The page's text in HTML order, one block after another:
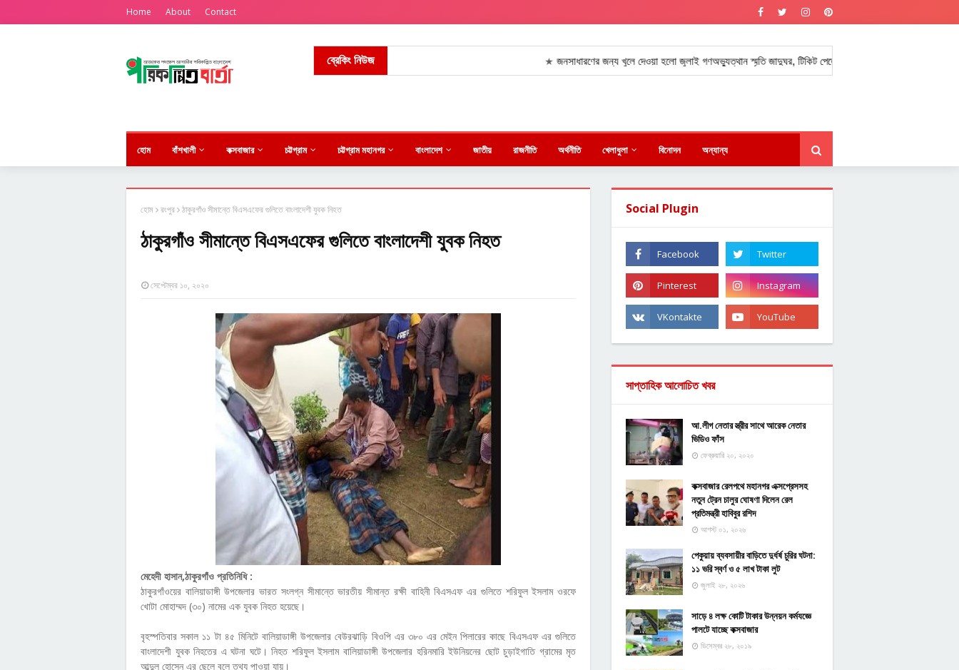
Home About Contact
ব্রেকিং নিউজ জনসাধারণের জন্য খুলে দেওয়া হলো জুলাই গণঅভ্যুত্থান স্মৃতি জাদুঘর, টিকিট পেতে উপচে পড়া ভিড়।
হোম বাঁশখালী কক্সবাজার চট্টগ্রাম চট্টগ্রাম মহানগর বাংলাদেশ জাতীয় রাজনীতি অর্থনীতি খেলাধুলা বিনোদন অন্যান্য
হোম রংপুর ঠাকুরগাঁও সীমান্তে বিএসএফের গুলিতে বাংলাদেশী যুবক নিহত
ঠাকুরগাঁও সীমান্তে বিএসএফের গুলিতে বাংলাদেশী যুবক নিহত
সেপ্টেম্বর ১০, ২০২০
মেহেদী হাসান,ঠাকুরগাঁও প্রতিনিধি :
ঠাকুরগাঁওয়ের বালিয়াডাঙ্গী উপজেলার ভারত সংলগ্ন সীমান্তে ভারতীয় সীমান্ত রক্ষী বাহিনী বিএসএফ এর গুলিতে শরিফুল ইসলাম ওরফে
খোটা মোহাম্মদ (৩০) নামের এক যুবক নিহত হয়েছে।
বৃহস্পতিবার সকাল ১১ টা ৪৫ মিনিটে বালিয়াডাঙ্গী উপজেলার বেউরঝাড়ি বিওপি এর ৩৮০ এর মেইন পিলারের কাছে বিএসএফ এর গুলিতে
বাংলাদেশী যুবক নিহতের এ ঘটনা ঘটে। নিহত শরিফুল ইসলাম বালিয়াডাঙ্গী উপজেলার হরিনমারি ইউনিয়নের ছোট চুড়াইগাতি গ্রামের মৃত
আব্দুল হোসেন এর ছেলে বলে তথ্য পাওয়া যায়।
Social Plugin
সাপ্তাহিক আলোচিত খবর
আ.লীগ নেতার স্ত্রীর সাথে আরেক নেতার
ভিডিও ফাঁস
ফেব্রুয়ারি ২০, ২০২০
কক্সবাজার রেলপথে মহানগর এক্সপ্রেসসহ
নতুন ট্রেন চালুর ঘোষণা দিলেন রেল
প্রতিমন্ত্রী হাবিবুর রশিদ
আগস্ট ০১, ২০২৬
পেকুয়ায় ব্যবসায়ীর বাড়িতে দুর্ধর্ষ চুরির ঘটনা:
১১ ভরি স্বর্ণ ও ৫ লাখ টাকা লুট
জুলাই ২৮, ২০২৬
সাড়ে ৪ লক্ষ কোটি টাকার উন্নয়ন কর্মযজ্ঞে
পালটে যাচ্ছে কক্সবাজার
ডিসেম্বর ২৮, ২০১৯